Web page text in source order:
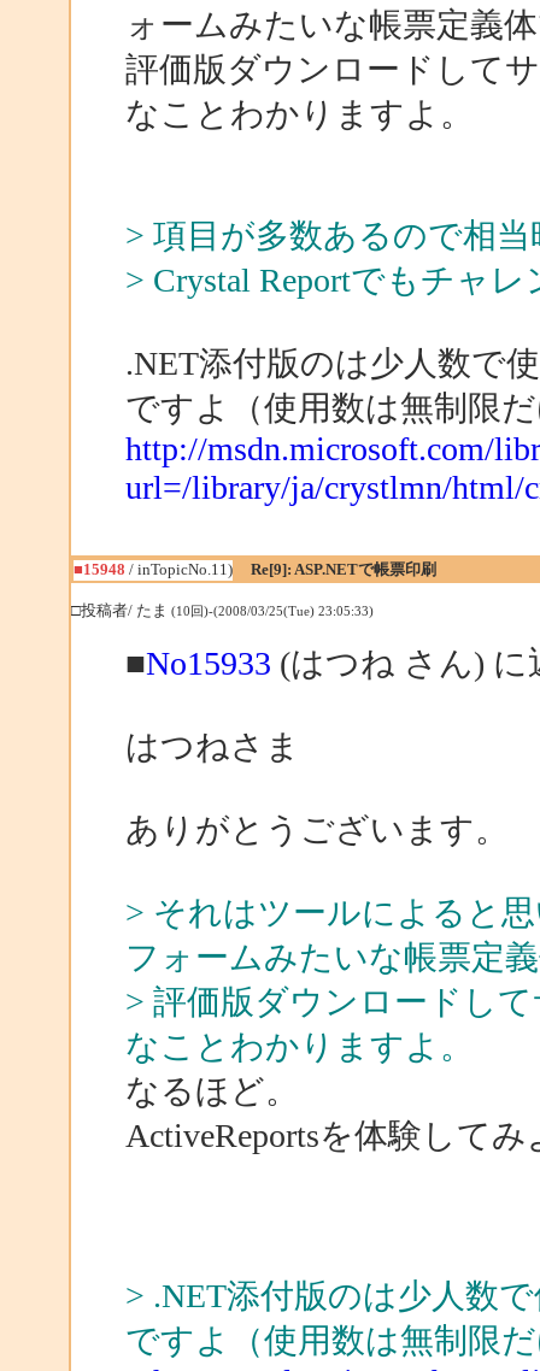
ォームみたいな帳票定義
評価版ダウンロードして
なことわかりますよ。
> 項目が多数あるので相
> Crystal Reportでもチャ
.NET添付版のは少人数で
ですよ（使用数は無制限
http://msdn.microsoft.com/
url=/library/ja/crystlmn/html/
■15948 / inTopicNo.11) Re[9]: ASP.NETで帳票印刷
□投稿者/ たま (10回)-(2008/03/25(Tue) 23:05:33)
■No15933 (はつね さん) に
はつねさま
ありがとうございます。
> それはツールによると思
フォームみたいな帳票定
> 評価版ダウンロードし
なことわかりますよ。
なるほど。
ActiveReportsを体験して
> .NET添付版のは少人数
ですよ（使用数は無制限